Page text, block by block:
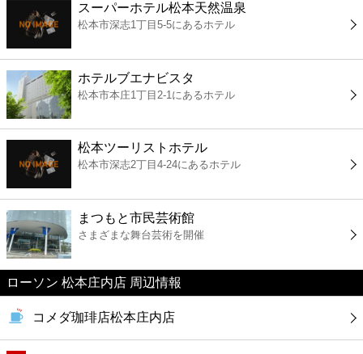
エンタメ
レジャー
書店
ファミレス
ファーストフード
カフェ
ショッピング
スーパーホテル松本天然温泉
松本市深志1丁目5-5にあるホテル
ホテルブエナビスタ
松本市本庄1丁目2-1にあるホテル
松本ツーリストホテル
松本市深志2丁目4-24にあるホテル
まつもと市民芸術館
さまざまな舞台芸術を開催
ローソン 松本庄内店 周辺情報
コメダ珈琲店松本庄内店